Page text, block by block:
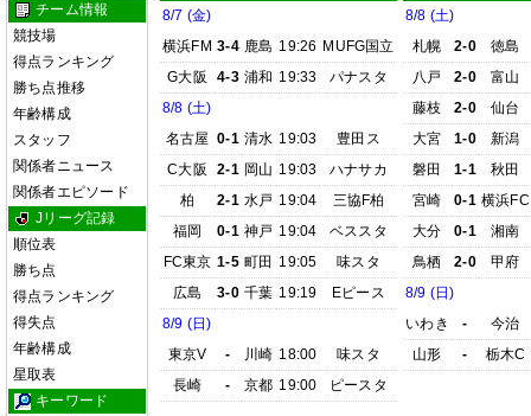
チーム情報
競技場
得点ランキング
勝ち点推移
年齢構成
スタッフ
関係者ニュース
関係者エピソード
Jリーグ記録
順位表
勝ち点
得点ランキング
得失点
年齢構成
星取表
キーワード
8/7 (金)
横浜FM 3-4 鹿島 19:26 MUFG国立
G大阪
4-3 浦和 19:33
パナスタ
8/8 (土)
名古屋 0-1 清水 19:03
豊田ス
C大阪
2-1 岡山 19:03
ハナサカ
柏
2-1 水戸 19:04
三協F柏
福岡
0-1 神戸 19:04
ベススタ
FC東京 1-5 町田 19:05
味スタ
広島
3-0 千葉 19:19
Eピース
8/9 (日)
東京V
- 川崎 18:00
味スタ
長崎
- 京都 19:00 ピースタ
8/8 (土)
札幌
2-0
徳島
八戸
2-0
富山
藤枝
2-0
仙台
大宮
1-0
新潟
磐田
1-1
秋田
宮崎
0-1 横浜FC
大分
0-1
湘南
鳥栖
2-0
甲府
8/9 (日)
いわき
-
今治
山形
- 栃木C